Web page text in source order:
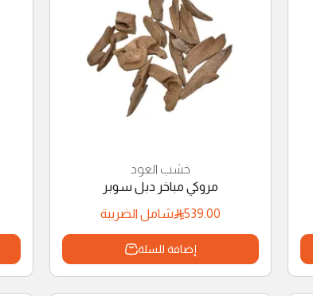
خشب العود
مروكي مباخر دبل سوبر
539.00
شامل الضريبة
إضافة للسلة